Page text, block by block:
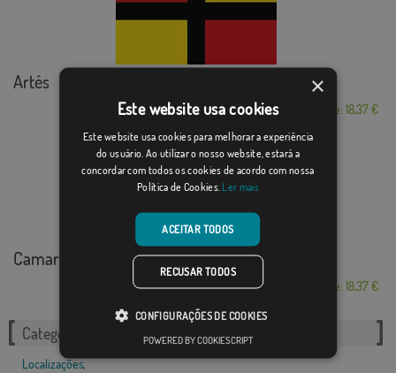
Artés
Desde: 18,37 €
Camarles
Desde: 18,37 €
Categorias relacionadas:
Localizações,
×
Este website usa cookies
Este website usa cookies para melhorar a experiência
do usuário. Ao utilizar o nosso website, estará a
concordar com todos os cookies de acordo com nossa
Política de Cookies. Ler mais
ACEITAR TODOS
RECUSAR TODOS
CONFIGURAÇÕES DE COOKIES
POWERED BY COOKIESCRIPT